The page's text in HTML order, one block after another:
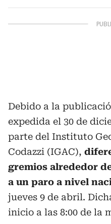
Debido a la
expedida el 30 de
parte del Instituto
Codazzi (IGAC),
gremios alrededor
a un paro a nivel
jueves 9 de abril.
inicio a las 8:00 de la